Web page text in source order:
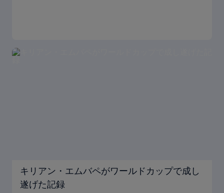
キリアン・エムバペがワールドカップで成し
遂げた記録